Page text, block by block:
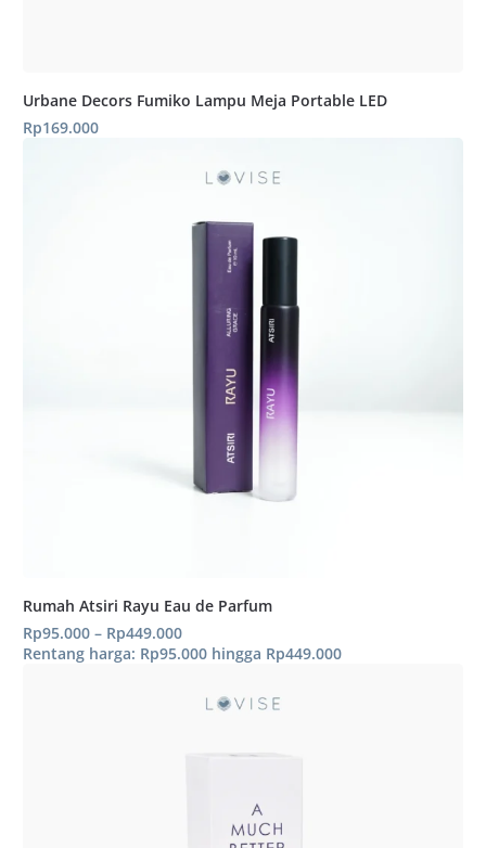
Urbane Decors Fumiko Lampu Meja Portable LED
Rp169.000
Rumah Atsiri Rayu Eau de Parfum
Rp95.000 – Rp449.000
Rentang harga: Rp95.000 hingga Rp449.000